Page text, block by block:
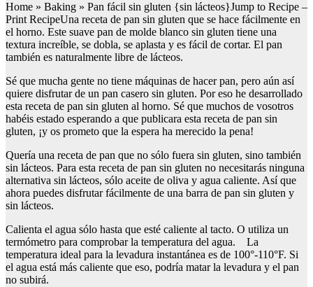
Home » Baking » Pan fácil sin gluten {sin lácteos}Jump to Recipe –
Print RecipeUna receta de pan sin gluten que se hace fácilmente en
el horno. Este suave pan de molde blanco sin gluten tiene una
textura increíble, se dobla, se aplasta y es fácil de cortar. El pan
también es naturalmente libre de lácteos.
Sé que mucha gente no tiene máquinas de hacer pan, pero aún así
quiere disfrutar de un pan casero sin gluten. Por eso he desarrollado
esta receta de pan sin gluten al horno. Sé que muchos de vosotros
habéis estado esperando a que publicara esta receta de pan sin
gluten, ¡y os prometo que la espera ha merecido la pena!
Quería una receta de pan que no sólo fuera sin gluten, sino también
sin lácteos. Para esta receta de pan sin gluten no necesitarás ninguna
alternativa sin lácteos, sólo aceite de oliva y agua caliente. Así que
ahora puedes disfrutar fácilmente de una barra de pan sin gluten y
sin lácteos.
Calienta el agua sólo hasta que esté caliente al tacto. O utiliza un
termómetro para comprobar la temperatura del agua. La
temperatura ideal para la levadura instantánea es de 100°-110°F. Si
el agua está más caliente que eso, podría matar la levadura y el pan
no subirá.